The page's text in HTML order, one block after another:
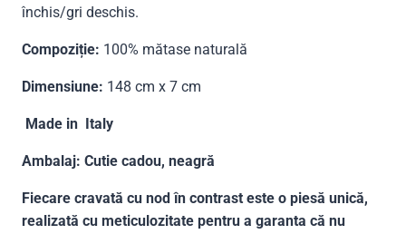
închis/gri deschis.
Compoziție: 100% mătase naturală
Dimensiune: 148 cm x 7 cm
Made in Italy
Ambalaj: Cutie cadou, neagră
Fiecare cravată cu nod în contrast este o piesă unică,
realizată cu meticulozitate pentru a garanta că nu